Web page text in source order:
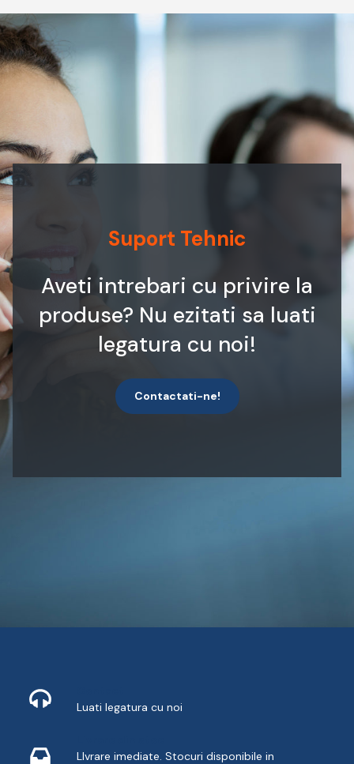
Suport Tehnic
Aveti intrebari cu privire la
produse? Nu ezitati sa luati
legatura cu noi!
Contactati-ne!
Luati legatura cu noi
LIvrare imediate. Stocuri disponibile in